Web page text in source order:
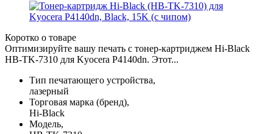
Коротко о товаре
Оптимизируйте вашу печать с тонер-картриджем Hi-Black
HB-TK-7310 для Kyocera P4140dn. Этот...
Тип печатающего устройства,
лазерный
Торговая марка (бренд),
Hi-Black
Модель,